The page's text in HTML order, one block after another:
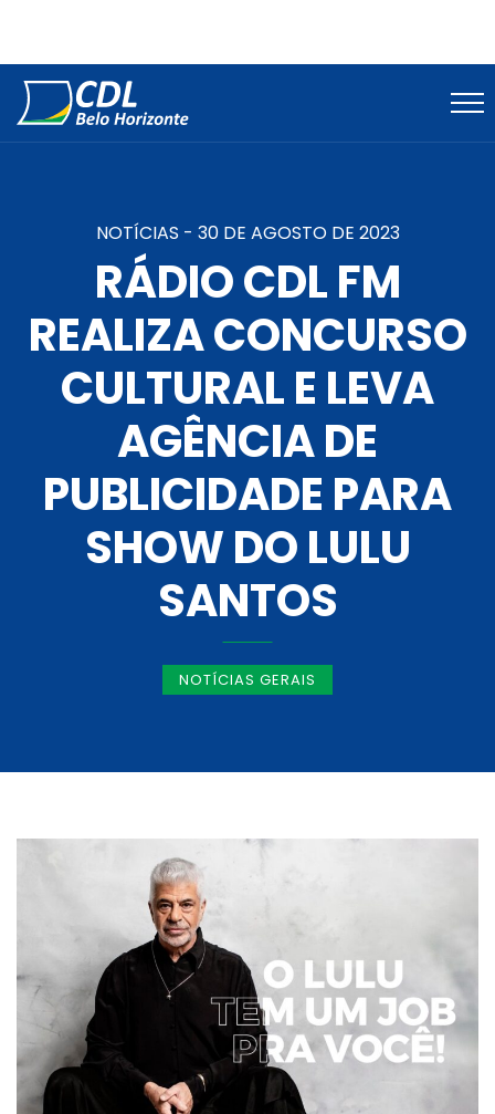
NOTÍCIAS - 30 DE AGOSTO DE 2023
RÁDIO CDL FM
REALIZA CONCURSO
CULTURAL E LEVA
AGÊNCIA DE
PUBLICIDADE PARA
SHOW DO LULU
SANTOS
NOTÍCIAS GERAIS